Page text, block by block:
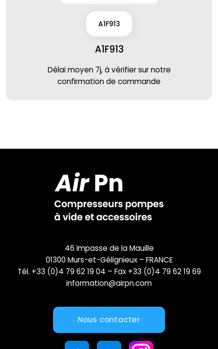
A1F913
A1F913
Délai moyen 7j, à vérifier sur notre
confirmation de commande
46 Impasse de la Mauille
01300 Murs-et-Gélignieux – FRANCE
Tél. +33 (0)4 79 62 19 04 – Fax +33 (0)4 79 62 19 69
information@airpn.com
Nous contacter